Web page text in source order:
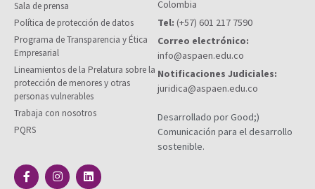
Sala de prensa
Política de protección de datos
Programa de Transparencia y Ética
Empresarial
Lineamientos de la Prelatura sobre la
protección de menores y otras
personas vulnerables
Trabaja con nosotros
PQRS
Colombia
Tel: (+57) 601 217 7590
Correo electrónico:
info@aspaen.edu.co
Notificaciones Judiciales:
juridica@aspaen.edu.co
Desarrollado por Good;)
Comunicación para el desarrollo
sostenible.